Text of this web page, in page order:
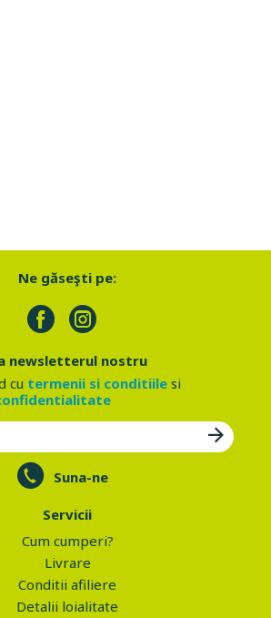
Ne găseşti pe:
newsletterul nostru
cu termenii si conditiilesi
Suna-ne
Servicii
Cum cumperi?
Livrare
Conditii afiliere
Detalii loialitate